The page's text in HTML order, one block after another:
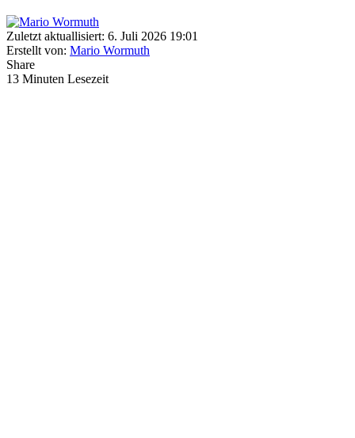
Zuletzt aktuallisiert: 6. Juli 2026 19:01
Erstellt von: Mario Wormuth
Share
13 Minuten Lesezeit